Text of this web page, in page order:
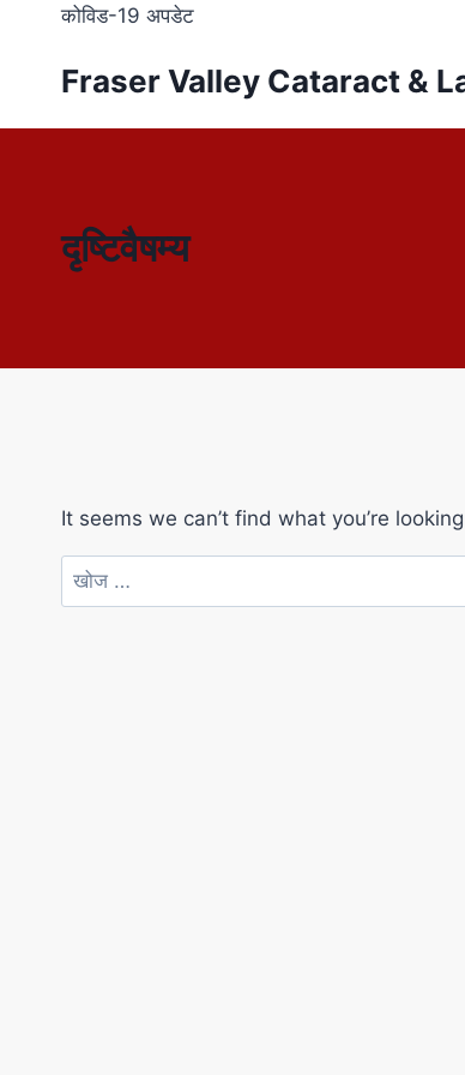
कोविड-19 अपडेट
Fraser Valley Cataract &
दृष्टिवैषम्य
It seems we can’t find what you’re